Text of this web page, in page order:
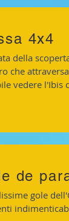
4x4
della
che
vedere l'Ibis
de
gole